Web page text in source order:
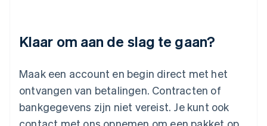
Klaar om aan de slag te gaan?
Maak een account en begin direct met het
ontvangen van betalingen. Contracten of
bankgegevens zijn niet vereist. Je kunt ook
Luxemburg
Maleisië
Malta
English
Mexico